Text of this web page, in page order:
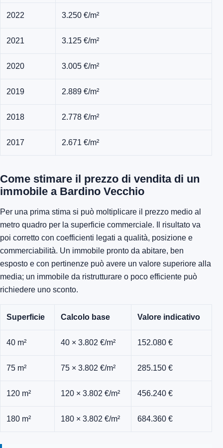
2022 3.250 €/m²
2021 3.125 €/m²
2020 3.005 €/m²
2019 2.889 €/m²
2018 2.778 €/m²
2017 2.671 €/m²
Come stimare il prezzo di vendita di un
immobile a Bardino Vecchio
Per una prima stima si può moltiplicare il prezzo medio al
metro quadro per la superficie commerciale. Il risultato va
poi corretto con coefficienti legati a qualità, posizione e
commerciabilità. Un immobile pronto da abitare, ben
esposto e con pertinenze può avere un valore superiore alla
media; un immobile da ristrutturare o poco efficiente può
richiedere uno sconto.
Superficie Calcolo base Valore indicativo
40 m² 40 × 3.802 €/m² 152.080 €
75 m² 75 × 3.802 €/m² 285.150 €
120 m² 120 × 3.802 €/m² 456.240 €
180 m² 180 × 3.802 €/m² 684.360 €